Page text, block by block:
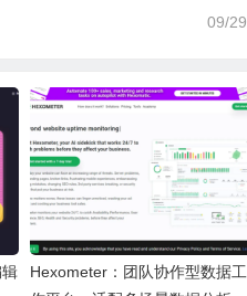
09/29
Hexometer：团队协作型数据工